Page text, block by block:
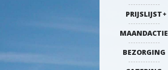
PRIJSLIJST
MAANDACTIE
BEZORGING